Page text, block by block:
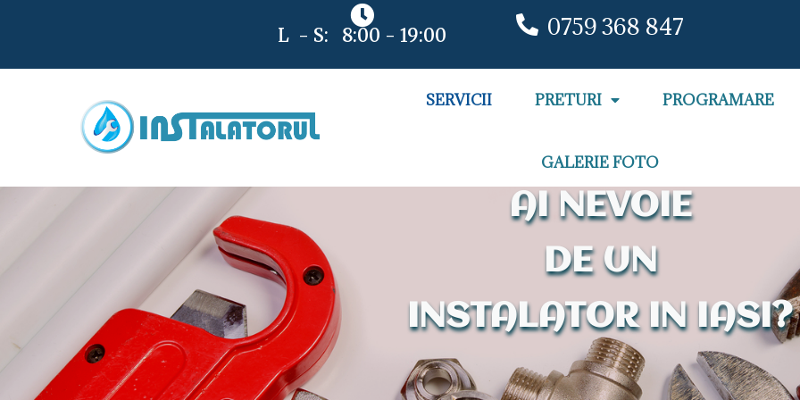
L - S: 8:00 - 19:00 0759 368 847
SERVICII PRETURI PROGRAMARE
GALERIE FOTO
AI NEVOIE
DE UN
INSTALATOR IN IASI?